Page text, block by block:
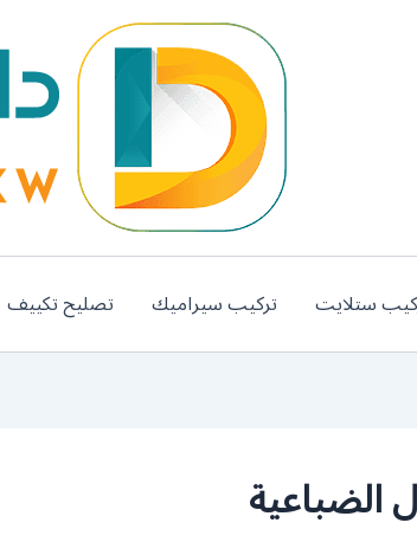
ستلايت تركيب سيراميك تصليح تكييف
الضباعية